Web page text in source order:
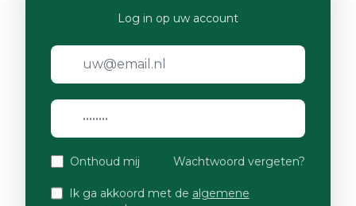
Log in op uw account
Onthoud mij Wachtwoord vergeten?
Ik ga akkoord met de algemene